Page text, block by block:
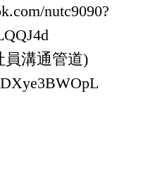
nutc9090?
員溝通管道)